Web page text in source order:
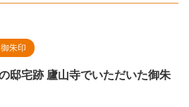
御朱印
邸宅跡 廬山寺でいただいた御朱